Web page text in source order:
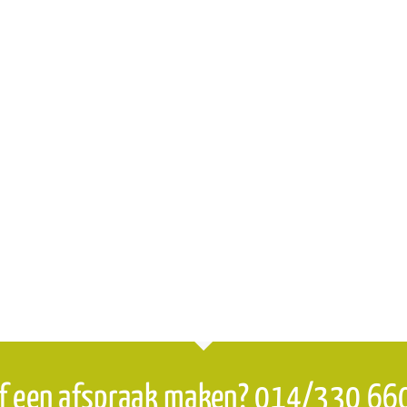
een afspraak maken? 014/330